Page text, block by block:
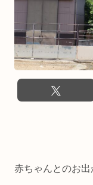
赤ちゃんとのお出